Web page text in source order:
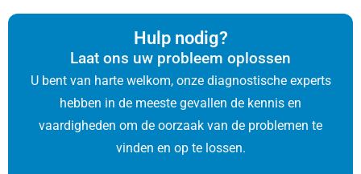
Hulp nodig?
Laat ons uw probleem oplossen
U bent van harte welkom, onze diagnostische experts
hebben in de meeste gevallen de kennis en
vaardigheden om de oorzaak van de problemen te
vinden en op te lossen.